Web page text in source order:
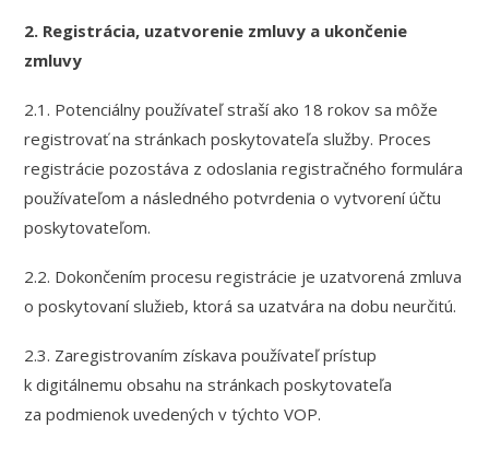
2. Registrácia, uzatvorenie zmluvy a ukončenie
zmluvy
2.1. Potenciálny používateľ straší ako 18 rokov sa môže
registrovať na stránkach poskytovateľa služby. Proces
registrácie pozostáva z odoslania registračného formulára
používateľom a následného potvrdenia o vytvorení účtu
poskytovateľom.
2.2. Dokončením procesu registrácie je uzatvorená zmluva
o poskytovaní služieb, ktorá sa uzatvára na dobu neurčitú.
2.3. Zaregistrovaním získava používateľ prístup
k digitálnemu obsahu na stránkach poskytovateľa
za podmienok uvedených v týchto VOP.